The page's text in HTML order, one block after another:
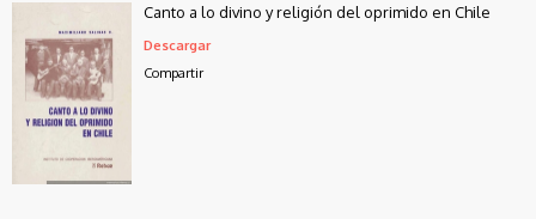
Canto a lo divino y religión del oprimido en Chile
Descargar
Compartir